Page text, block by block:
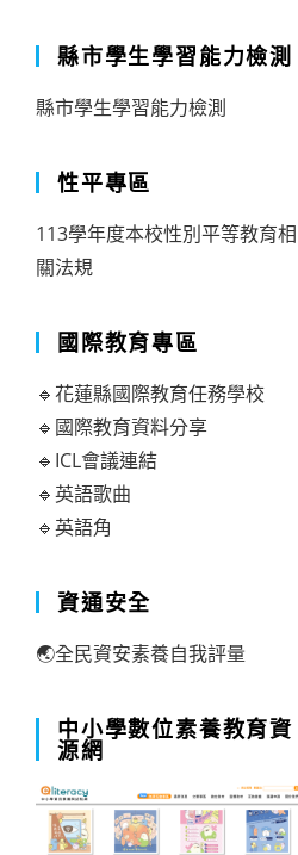
縣市學生學習能力檢測
縣市學生學習能力檢測
性平專區
113學年度本校性別平等教育相
關法規
國際教育專區
🔹花蓮縣國際教育任務學校
🔹國際教育資料分享
🔹ICL會議連結
🔹英語歌曲
🔹英語角
資通安全
🌏全民資安素養自我評量
中小學數位素養教育資
源網